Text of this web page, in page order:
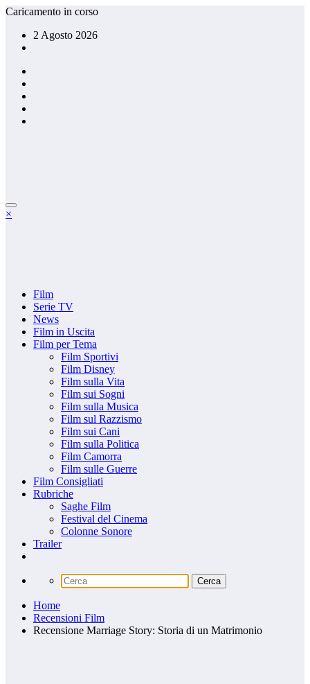
Vai
contenuto
Caricamento in corso
2 Agosto 2026
×
Film
Serie TV
News
Film in Uscita
Film per Tema
Film Sportivi
Film Disney
Film sulla Vita
Film sui Sogni
Film sulla Musica
Film sul Razzismo
Film sui Cani
Film sulla Politica
Film Camorra
Film sulle Guerre
Film Consigliati
Rubriche
Saghe Film
Festival del Cinema
Colonne Sonore
Trailer
Home
Recensioni Film
Recensione Marriage Story: Storia di un Matrimonio